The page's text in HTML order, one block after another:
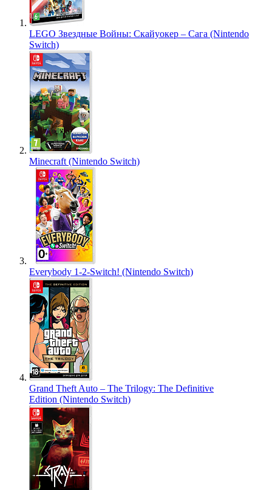
LEGO Звездные Войны: Скайуокер – Сага (Nintendo
Switch)
Minecraft (Nintendo Switch)
Everybody 1-2-Switch! (Nintendo Switch)
Grand Theft Auto – The Trilogy: The Definitive
Edition (Nintendo Switch)